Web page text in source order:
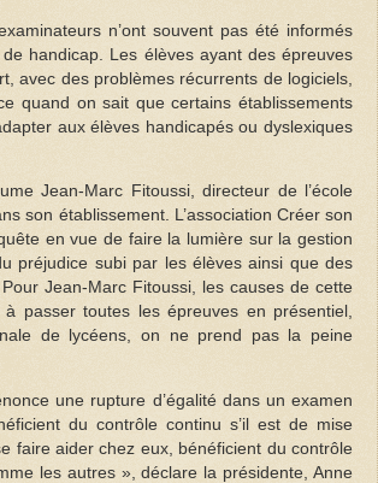
n’ont souvent pas été informés
handicap. Les élèves ayant des épreuves
avec des problèmes récurrents de logiciels,
quand on sait que certains établissements
aux élèves handicapés ou dyslexiques
Jean-Marc Fitoussi, directeur de l’école
son établissement. L’association Créer son
en vue de faire la lumière sur la gestion
préjudice subi par les élèves ainsi que des
Jean-Marc Fitoussi, les causes de cette
passer toutes les épreuves en présentiel,
de lycéens, on ne prend pas la peine
une rupture d’égalité dans un examen
du contrôle continu s’il est de mise
faire aider chez eux, bénéficient du contrôle
les autres », déclare la présidente, Anne